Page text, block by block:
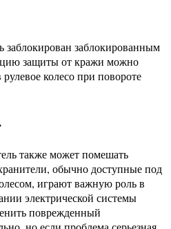
заблокированным
защиты от кражи можно
колесо при повороте
также может помешать
обычно доступные под
играют важную роль в
электрической системы
поврежденный